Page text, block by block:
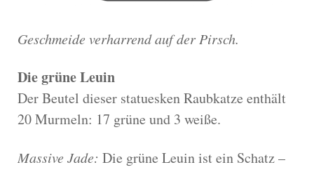
Geschmeide verharrend auf der Pirsch.
Die grüne Leuin
Der Beutel dieser statuesken Raubkatze enthält
20 Murmeln: 17 grüne und 3 weiße.
Massive Jade: Die grüne Leuin ist ein Schatz –